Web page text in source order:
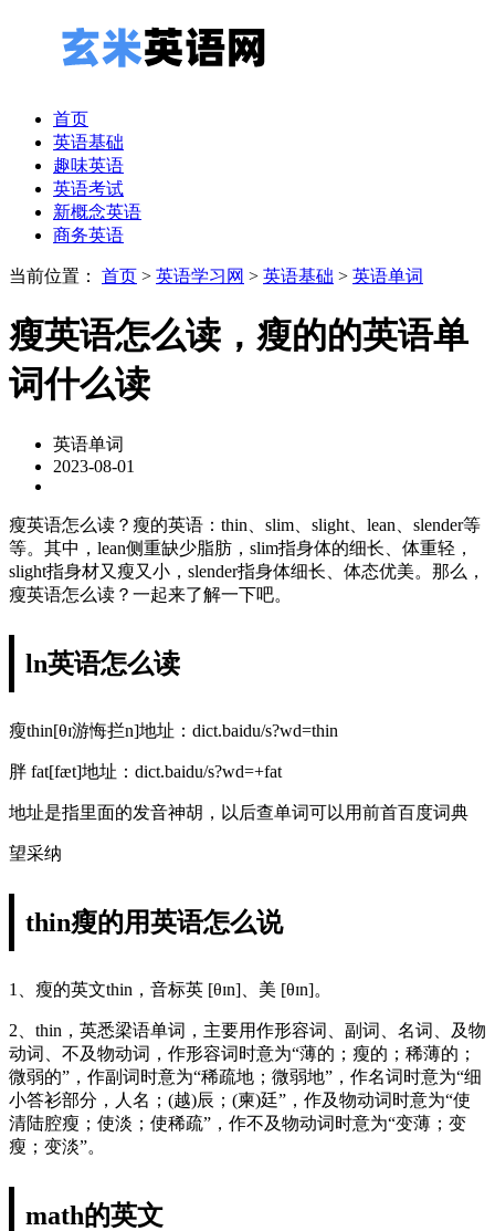
首页
英语基础
趣味英语
英语考试
新概念英语
商务英语
当前位置： 首页 > 英语学习网 > 英语基础 > 英语单词
瘦英语怎么读，瘦的的英语单
词什么读
英语单词
2023-08-01
瘦英语怎么读？瘦的英语：thin、slim、slight、lean、slender等
等。其中，lean侧重缺少脂肪，slim指身体的细长、体重轻，
slight指身材又瘦又小，slender指身体细长、体态优美。那么，
瘦英语怎么读？一起来了解一下吧。
ln英语怎么读
瘦thin[θɪ游悔拦n]地址：dict.baidu/s?wd=thin
胖 fat[fæt]地址：dict.baidu/s?wd=+fat
地址是指里面的发音神胡，以后查单词可以用前首百度词典
望采纳
thin瘦的用英语怎么说
1、瘦的英文thin，音标英 [θɪn]、美 [θɪn]。
2、thin，英悉梁语单词，主要用作形容词、副词、名词、及物
动词、不及物动词，作形容词时意为“薄的；瘦的；稀薄的；
微弱的”，作副词时意为“稀疏地；微弱地”，作名词时意为“细
小答衫部分，人名；(越)辰；(柬)廷”，作及物动词时意为“使
清陆腔瘦；使淡；使稀疏”，作不及物动词时意为“变薄；变
瘦；变淡”。
math的英文